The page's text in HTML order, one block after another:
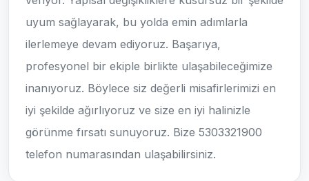
uyum sağlayarak, bu yolda emin adımlarla
ilerlemeye devam ediyoruz. Başarıya,
profesyonel bir ekiple birlikte ulaşabileceğimize
inanıyoruz. Böylece siz değerli misafirlerimizi en
iyi şekilde ağırlıyoruz ve size en iyi halinizle
görünme fırsatı sunuyoruz. Bize 5303321900
telefon numarasından ulaşabilirsiniz.